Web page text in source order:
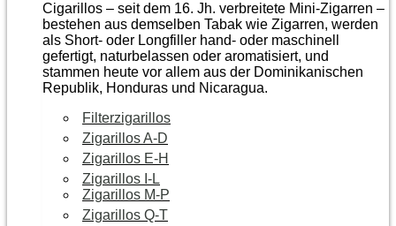
Cigarillos – seit dem 16. Jh. verbreitete Mini-Zigarren –
bestehen aus demselben Tabak wie Zigarren, werden
als Short- oder Longfiller hand- oder maschinell
gefertigt, naturbelassen oder aromatisiert, und
stammen heute vor allem aus der Dominikanischen
Republik, Honduras und Nicaragua.
Filterzigarillos
Zigarillos A-D
Zigarillos E-H
Zigarillos I-L
Zigarillos M-P
Zigarillos Q-T